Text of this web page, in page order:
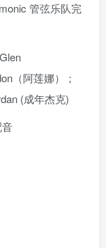
管弦乐队完
（阿莲娜）；
(成年杰克)